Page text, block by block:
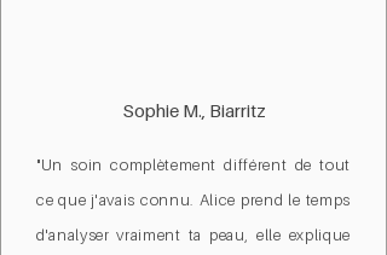
Sophie M., Biarritz
"Un soin complètement différent de tout
ce que j'avais connu. Alice prend le temps
d'analyser vraiment ta peau, elle explique